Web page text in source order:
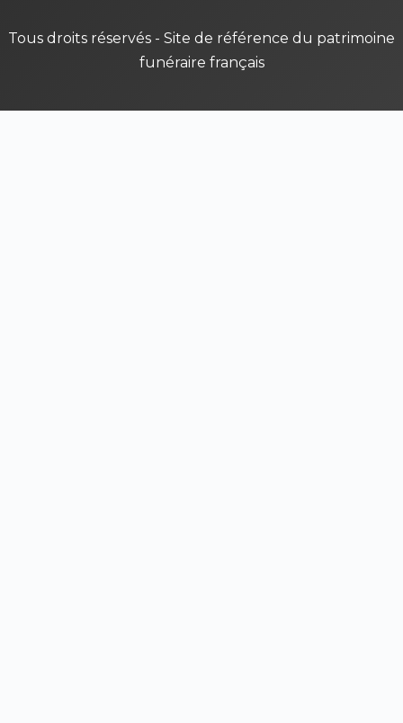
Tous droits réservés - Site de référence du patrimoine
funéraire français